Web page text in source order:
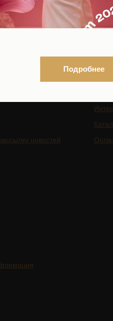
18+
новостей
Подробнее